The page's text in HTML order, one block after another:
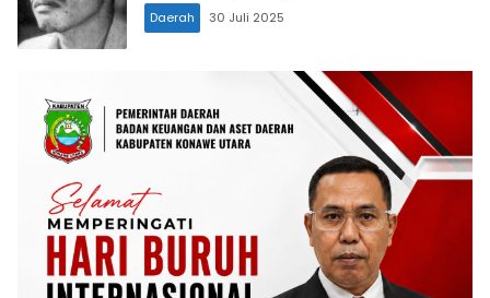
Daerah 30 Juli 2025